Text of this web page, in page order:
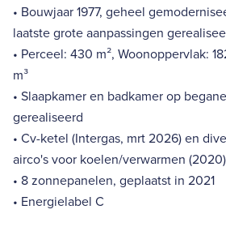
• Bouwjaar 1977, geheel
laatste grote aanpassingen
• Perceel: 430 m², Woonoppervlak:
m³
• Slaapkamer en badkamer op
gerealiseerd
• Cv-ketel (Intergas, mrt 2026) en
airco's voor koelen/verwarmen (2020)
• 8 zonnepanelen, geplaatst in 2021
• Energielabel C